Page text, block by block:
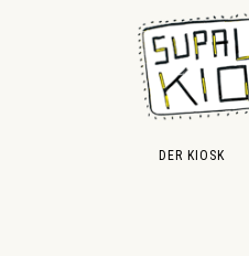
Hauptinhalt springen
Zur Suche springen
Zur Hauptnavigation springen
DER KIOSK